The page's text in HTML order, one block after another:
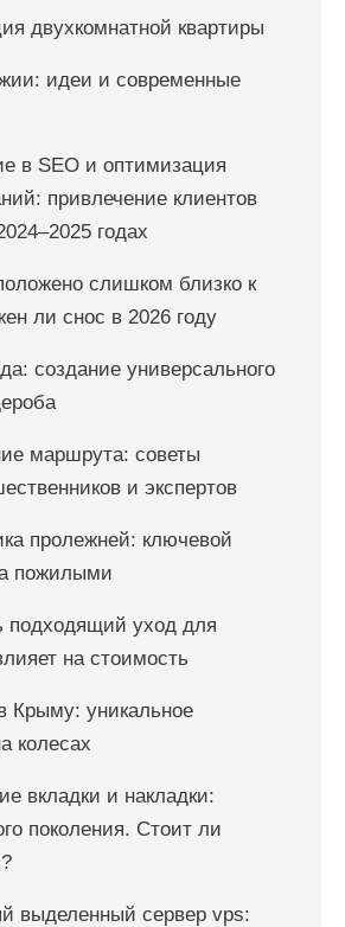
двухкомнатной квартиры
идеи и современные
в SEO и оптимизация
привлечение клиентов
годах
слишком близко к
ли снос в 2026 году
создание универсального
маршрута: советы
и экспертов
пролежней: ключевой
пожилыми
подходящий уход для
на стоимость
Крыму: уникальное
колесах
вкладки и накладки:
поколения. Стоит ли
выделенный сервер vps: